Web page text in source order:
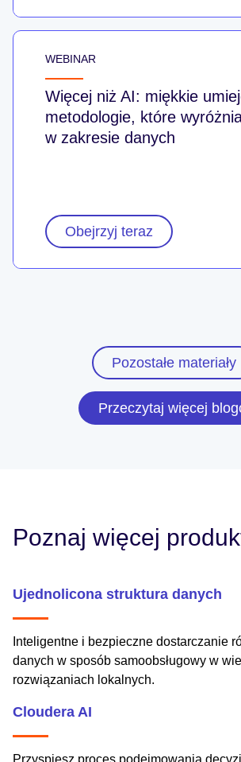
WEBINAR
Więcej niż AI: miękkie
metodologie, które
w zakresie danych
Obejrzyj teraz
Pozostałe materiały
Przeczytaj więcej
Poznaj więcej
Ujednolicona struktura danych
Inteligentne i bezpieczne dostarczanie
danych w sposób samoobsługowy w
rozwiązaniach lokalnych.
Cloudera AI
Przyspiesz proces podejmowania